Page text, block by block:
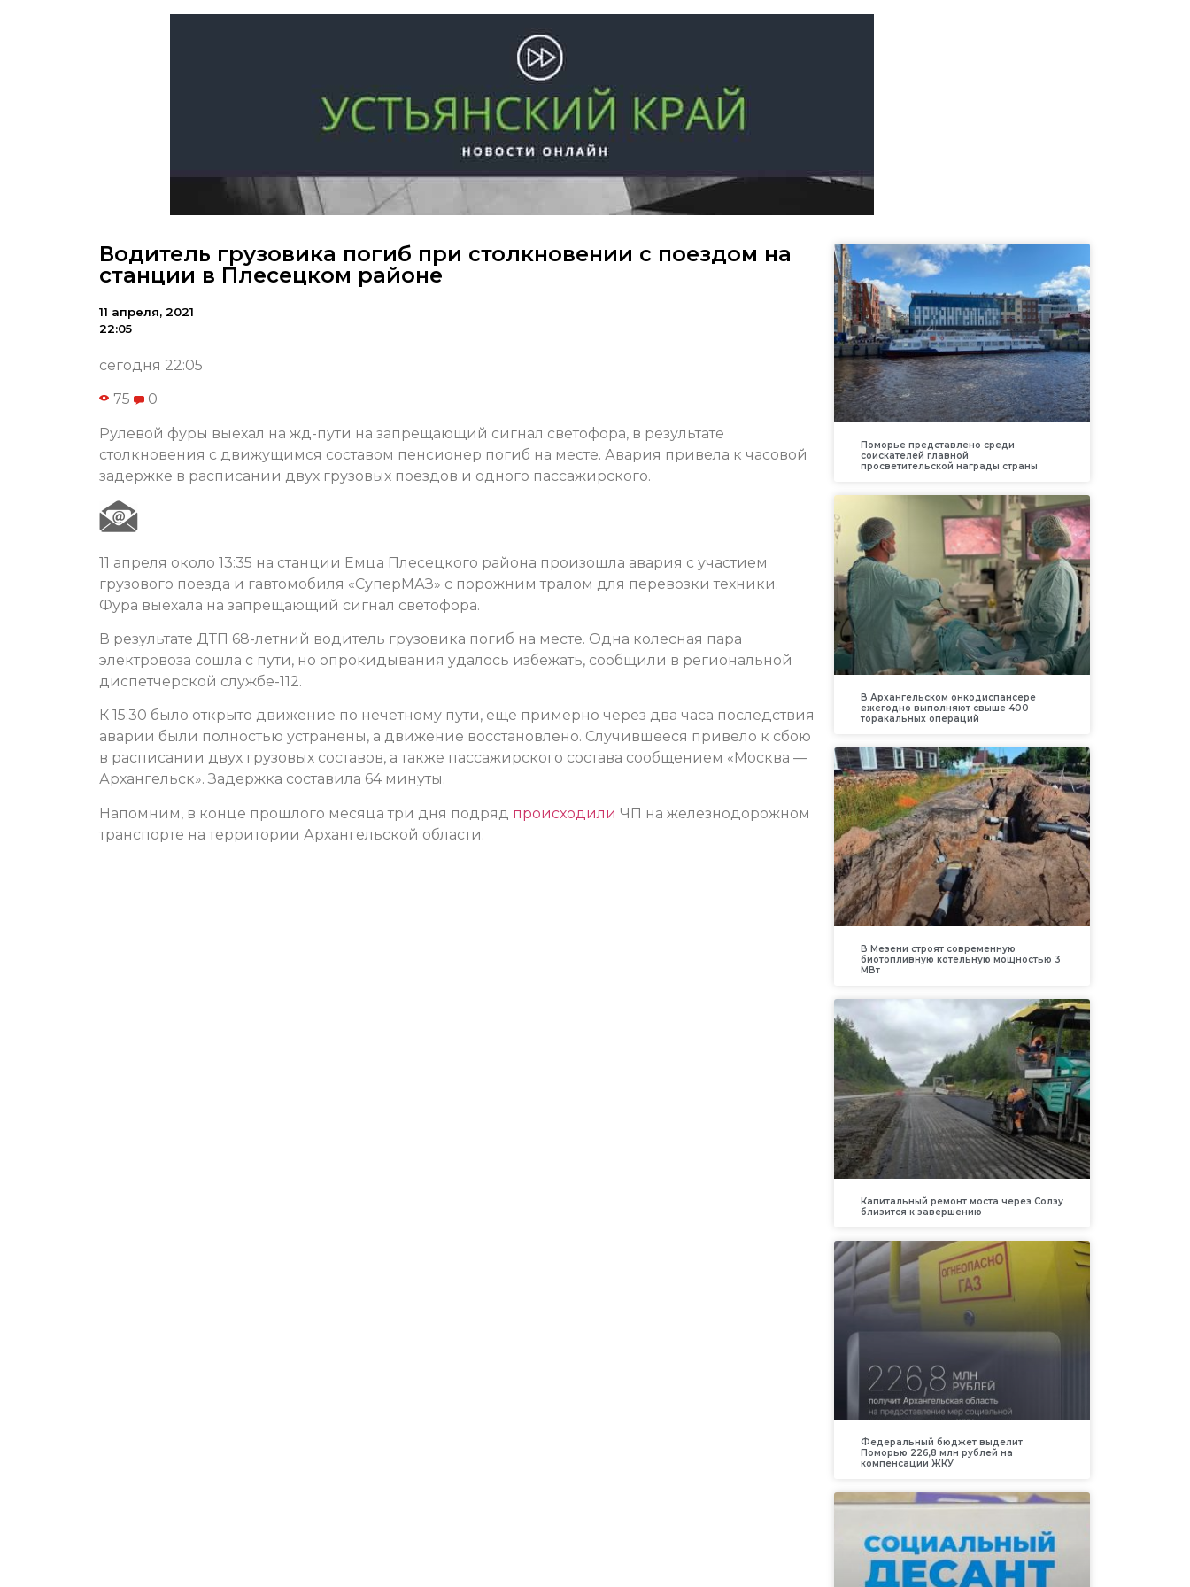
Водитель грузовика погиб при столкновении с поездом на
станции в Плесецком районе
11 апреля, 2021
22:05
сегодня 22:05
75 0
Рулевой фуры выехал на жд-пути на запрещающий сигнал светофора, в результате
столкновения с движущимся составом пенсионер погиб на месте. Авария привела к часовой
задержке в расписании двух грузовых поездов и одного пассажирского.
11 апреля около 13:35 на станции Емца Плесецкого района произошла авария с участием
грузового поезда и гавтомобиля «СуперМАЗ» с порожним тралом для перевозки техники.
Фура выехала на запрещающий сигнал светофора.
В результате ДТП 68-летний водитель грузовика погиб на месте. Одна колесная пара
электровоза сошла с пути, но опрокидывания удалось избежать, сообщили в региональной
диспетчерской службе-112.
К 15:30 было открыто движение по нечетному пути, еще примерно через два часа последствия
аварии были полностью устранены, а движение восстановлено. Случившееся привело к сбою
в расписании двух грузовых составов, а также пассажирского состава сообщением «Москва —
Архангельск». Задержка составила 64 минуты.
Напомним, в конце прошлого месяца три дня подряд происходили ЧП на железнодорожном
транспорте на территории Архангельской области.
Поморье представлено среди
соискателей главной
просветительской награды страны
В Архангельском онкодиспансере
ежегодно выполняют свыше 400
торакальных операций
В Мезени строят современную
биотопливную котельную мощностью 3
МВт
Капитальный ремонт моста через Солзу
близится к завершению
Федеральный бюджет выделит
Поморью 226,8 млн рублей на
компенсации ЖКУ